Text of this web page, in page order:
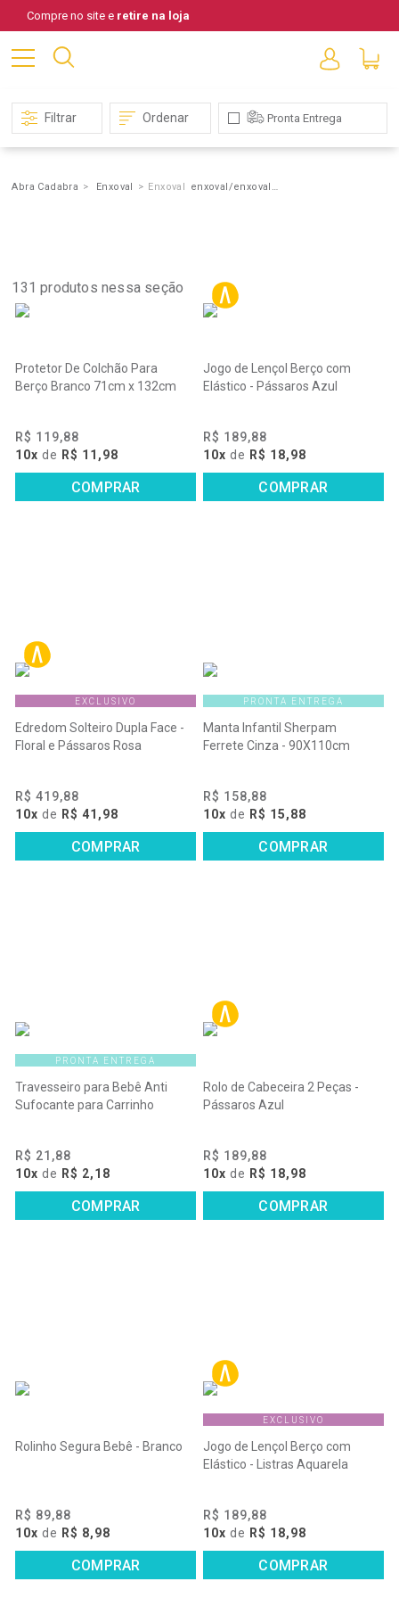
Compre no site e retire na loja
Abra Cadabra Enxoval Enxoval enxoval/enxoval/decoracao/almofada-infantil
Infantil"
Filtrar Ordenar Pronta Entrega
131 produtos nessa seção
Protetor De Colchão Para
Berço Branco 71cm x 132cm
R$ 119,88
10x de R$ 11,98
COMPRAR
Jogo de Lençol Berço com
Elástico - Pássaros Azul
R$ 189,88
10x de R$ 18,98
COMPRAR
EXCLUSIVO
Edredom Solteiro Dupla Face -
Floral e Pássaros Rosa
R$ 419,88
10x de R$ 41,98
COMPRAR
PRONTA ENTREGA
Manta Infantil Sherpam
Ferrete Cinza - 90X110cm
R$ 158,88
10x de R$ 15,88
COMPRAR
PRONTA ENTREGA
Travesseiro para Bebê Anti
Sufocante para Carrinho
R$ 21,88
10x de R$ 2,18
COMPRAR
Rolo de Cabeceira 2 Peças -
Pássaros Azul
R$ 189,88
10x de R$ 18,98
COMPRAR
Rolinho Segura Bebê - Branco
R$ 89,88
10x de R$ 8,98
COMPRAR
EXCLUSIVO
Jogo de Lençol Berço com
Elástico - Listras Aquarela
R$ 189,88
10x de R$ 18,98
COMPRAR